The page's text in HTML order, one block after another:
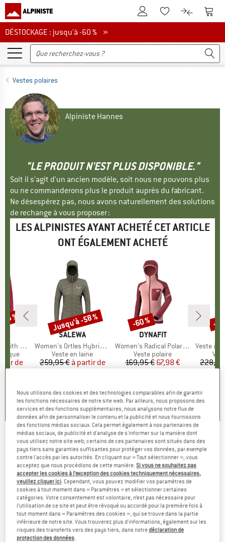
Vers le compte client
Vers la liste
Vers le
DÉSTOCKAGE : jusqu'à -60 %
DÉSTOCKAGE : jusqu'à -60 % »
Vestes polaires
Alpiniste Hannes
"LE PRODUIT N'EST PLUS DISPONIBLE."
Soit il s'agit d'un ancien modèle, soit nous ne pouvons plus
ou ne commanderons plus le produit auprès du fabricant.
Ne désespérez pas, nous avons naturellement des solutions
de rechange à vous proposer :
LES ALPINISTES AYANT ACHETÉ CET ARTICLE
ONT ÉGALEMENT ACHETÉ
Sleeves
réduit
de
%
MARQUE
SALEWA
Article
Women's Ortles Hybrid TWR Jacket
Product group
Veste en laine
Prix
259,95 € Prix réduit
à partir de
4,8(6)
Remise
Jusqu'à -58 %
MARQUE
DYNAFIT
Article
Women's Radical Polartec Jacket
Product group
Veste polaire
Prix
169,95 €Prix réduit
67,98 €
4,7 14 )
Remise
-60 %
Article
Veste à
-
LÖFFLER -Women's Hoody Lumina Race
Elastic Warm - Veste polaire
(0)
Nous utilisons des cookies et des technologies comparables afin de garantir
les fonctions nécessaires de notre site web. Par ailleurs, nous proposons des
services et des fonctions supplémentaires, nous analysons notre flux de
données afin de personnaliser le contenu et la publicité et nous fournissons
des fonctions médias sociaux. Cela permet également à nos partenaires de
médias sociaux, de publicité et d'analyse de s'informer sur la manière dont
vous utilisez notre site web; certains de ces partenaires sont situés dans des
pays tiers sans garanties suffisantes pour protéger vos données, par exemple
contre l'accès par les autorités. En cliquant sur « Tout sélectionner », vous
acceptez que nous procédions de cette manière.Si vous ne souhaitez pas
accepter les cookies à l’exception des cookies techniquement nécessaires,
veuillez cliquer ici. Cependant, vous pouvez modifier vos paramètres de
cookies à tout moment dans « Paramètres » et sélectionner certaines
catégories. Votre consentement est volontaire, n’est pas nécessaire pour
l’utilisation de ce site et peut être révoqué ou accordé pour la première fois à
tout moment dans « Paramètres des cookies », qui se trouve dans la partie
inférieure de notre site. Vous trouverez plus d'informations, également sur les
risques des transferts vers des pays tiers, dans notredéclaration de
protection des données.